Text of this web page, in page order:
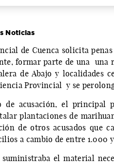
Noticias
de Cuenca solicita
formar parte de una
de Abajo y localidades
Provincial y se
de acusación, el principal
plantaciones de
de otros acusados que
a cambio de entre 1.000
el material